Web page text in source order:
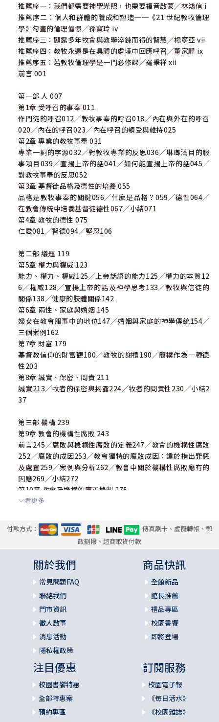
推薦序一：我們都需要神聖光照，也需要福音啟蒙╱林鴻信 i
推薦序二：個人和群體的養成和塑造──《21 世紀教牧倫理
學》勾畫的倫理憧憬╱孫寶玲 iv
推薦序三：顯露多年牧會與教學淬鍊而得的智慧╱楊寧亞 vii
推薦序四：教牧永遠是在具體的處境中回應呼召╱董家驊 ix
推薦序五：若教牧倫理學是一門必修課╱羅秉祥 xii
前言 001
第一部 人 007
第1章 受呼召的事奉 011
作門徒的呼召012╱教牧事奉的呼召018╱內在與外在的呼召
020╱內在的呼召023╱內在呼召的領受與維持025
第2章 專業的教牧事奉 031
專業一詞的字源032╱對教牧專業的反思036╱琳瑯滿目的服
事項目039╱宣揚上帝的話041╱如何能宣揚上帝的話045╱
對教牧事奉的反思052
第3章 基督徒品格及德性的培養 055
品格是教牧事奉的關鍵056╱什麼是品格？059╱德性064╱
在教會傳統中培養基督徒德性067╱小結071
第4章 教牧的德性 075
仁愛081╱智德094╱堅忍106
第二部 議題 119
第5章 權力與權威 123
能力、權力、權威125╱上帝話語的能力125╱權力的本質12
6╱權威128╱宣揚上帝的話及神學思考133╱教牧與信徒的
關係138╱健康的肢體關係142
第6章 兩性、家庭與婚姻 145
婦女在教會服事中的地位147╱婚姻與家庭的神學傳統154╱
三個案例162
第7章 財富 179
基督教信仰的財富觀180╱教牧的謝禮190╱簡樸作為一種德
性203
第8章 誠實、保密、問責 211
誠實213╱牧者的保密與揭露224╱牧者的問責性230╱小結2
37
第三部 機構 239
第9章 教會的機構性腐敗 243
前言245╱腐敗與機構性腐敗的定義247╱教會的機構性腐敗
252╱腐敗的成因253╱教會獨特的腐敗成因：諱於指出罪惡
及處置259╱案例與分析262╱教會中關於機構性腐敗應有的
因應269╱小結272
第10章 教會及機構的廉正機制 275
廉正機制276╱舉報279╱調查286╱塑造正直廉潔的群體29
第11章 基督徒的世界觀與倫理抉擇 299
基督教群體的重大倫理挑戰302╱委身是明白信仰並力行相符
的生活313╱群體認同與倫理抉擇318╱小結325
結語 329
附錄：聖經詮釋與基督徒倫理生活 333
前言333╱高士德森334╱理查．海斯340╱聖經與倫理抉擇
之外344╱侯活士345╱司邦346╱結語354
參考書目 357
看更多
付款方式：
傳真刷卡、虛擬轉帳、郵
政劃撥、超商取貨付款
關於我們
常見問題FAQ
聯絡我們
門市資訊
徵人啟事
消息活動
隱私權政策
商品快訊
全館新品
館長推薦
禮品專區
校園書饗
即將登場
注目優惠
校園書饗特惠
全部特惠案
預約專區
訂閱服務
校園電子報
《每日活水》
《校園雜誌》